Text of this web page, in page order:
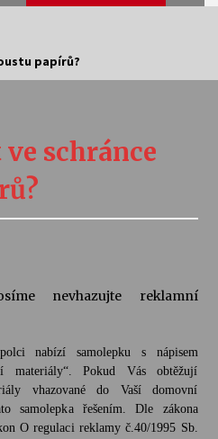
7.–1. 8. 2026
ve Stromovce: Kolchoz a
papírů?
schránce
nevhazujte reklamní
nabízí samolepku s nápisem
materiály“. Pokud Vás obtěžují
vhazované do Vaší domovní
samolepka řešením. Dle zákona
O regulaci reklamy č.40/1995 Sb.